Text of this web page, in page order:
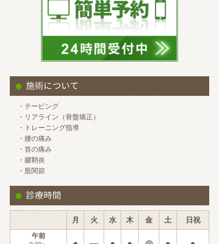
施術について
・テーピング
・リアライン（骨盤矯正）
・トレーニング指導
・腰の痛み
・首の痛み
・腱鞘炎
・股関節
診療時間
月 火 水 木 金 土 日祝
午前